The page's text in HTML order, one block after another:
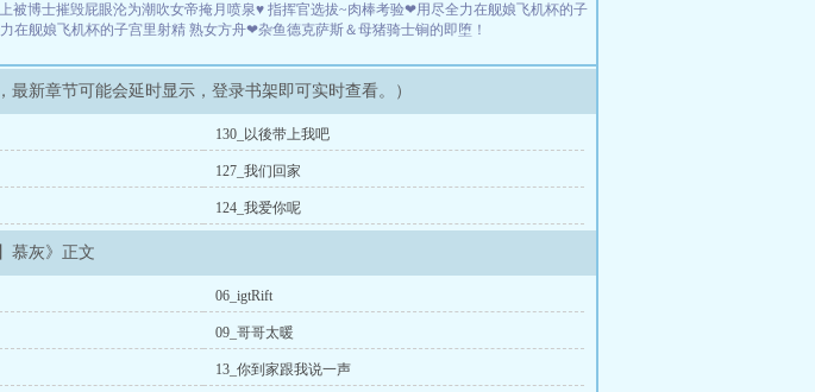
被博士摧毁屁眼沦为潮吹女帝掩月喷泉♥ 指挥官选拔~肉棒考验❤用尽全力在舰娘飞机杯的子
在舰娘飞机杯的子宫里射精 熟女方舟❤杂鱼德克萨斯＆母猪骑士锏的即堕！
最新章节可能会延时显示，登录书架即可实时查看。）
130_以後带上我吧
127_我们回家
124_我爱你呢
慕灰》正文
06_igtRift
09_哥哥太暖
13_你到家跟我说一声